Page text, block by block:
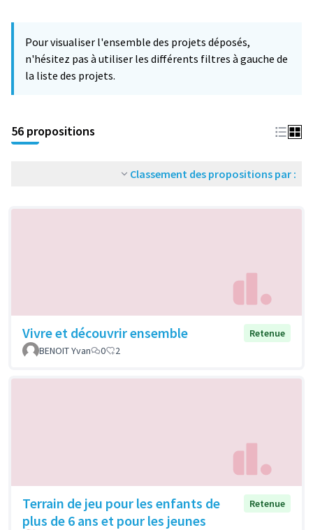
−
Pour visualiser l'ensemble des projets déposés,
n'hésitez pas à utiliser les différents filtres à gauche de
la liste des projets.
56 propositions
Classement des propositions par :
Vivre et découvrir ensemble
Retenue
BENOIT Yvan
0 2
Terrain de jeu pour les enfants de
plus de 6 ans et pour les jeunes
Retenue